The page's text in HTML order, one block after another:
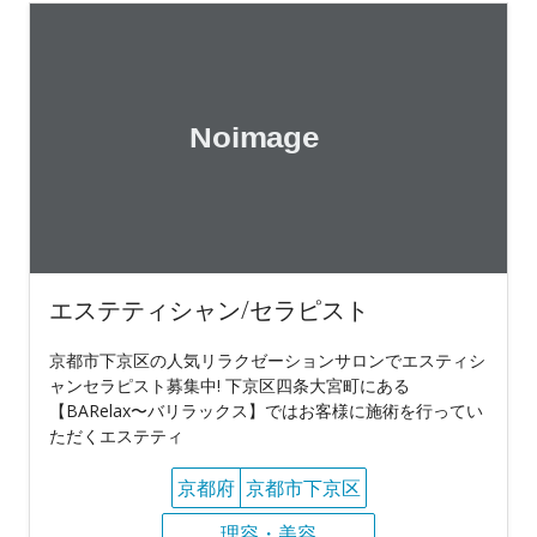
エステティシャン/セラピスト
京都市下京区の人気リラクゼーションサロンでエスティシ
ャンセラピスト募集中! 下京区四条大宮町にある
【BARelax〜バリラックス】ではお客様に施術を行ってい
ただくエステティ
京都府 京都市下京区